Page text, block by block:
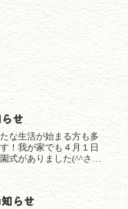
せ
な生活が始まる方も多
！我が家でも４月１日
式がありました(^^さて
すが４月から保育園の
都合で火曜日・木曜日
を１６時４５分までに
だきます。しっかり...
らせ